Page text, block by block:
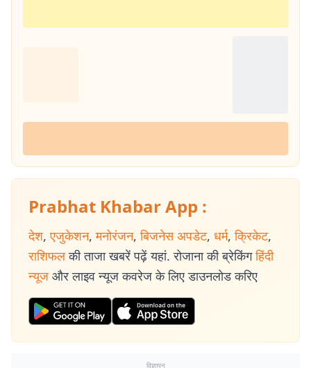
Prabhat Khabar App :
देश, एजुकेशन, मनोरंजन, बिजनेस अपडेट, धर्म, क्रिकेट,
राशिफल की ताजा खबरें पढ़ें यहां. रोजाना की ब्रेकिंग हिंदी
न्यूज और लाइव न्यूज कवरेज के लिए डाउनलोड करिए
विज्ञापन